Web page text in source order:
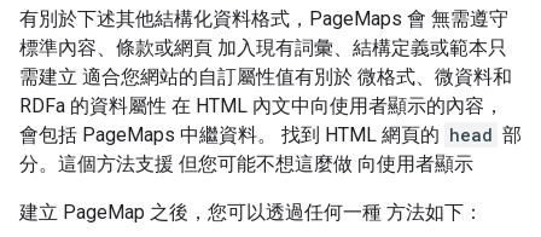
有別於下述其他結構化資料格式，PageMaps 會 無需遵守
標準內容、條款或網頁 加入現有詞彙、結構定義或範本只
需建立 適合您網站的自訂屬性值有別於 微格式、微資料和
RDFa 的資料屬性 在 HTML 內文中向使用者顯示的內容，
會包括 PageMaps 中繼資料。 找到 HTML 網頁的 head 部
分。這個方法支援 但您可能不想這麼做 向使用者顯示
建立 PageMap 之後，您可以透過任何一種 方法如下：